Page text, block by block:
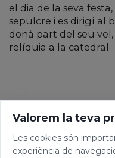
el dia de la seva
sepulcre i es dirigí al
donà part del seu
relíquia a la catedral.
Valorem la teva
Les cookies són
experiència de